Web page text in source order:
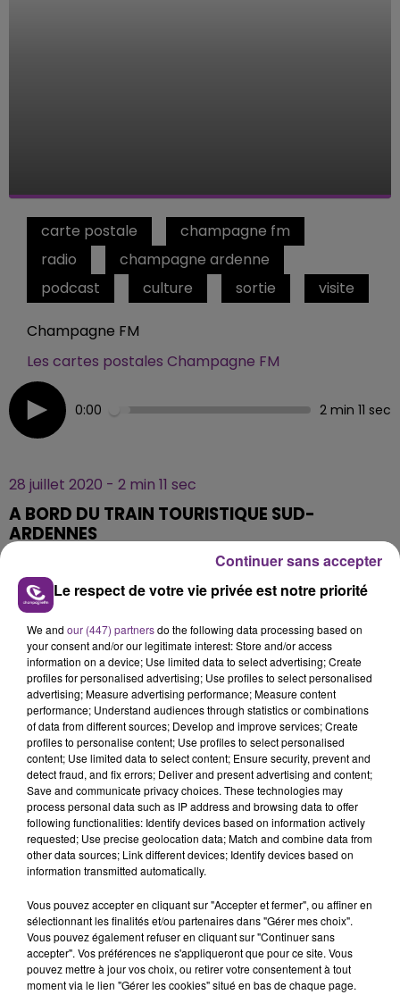
carte postale
champagne fm
radio
champagne ardenne
podcast
culture sortie visite
Champagne FM
Les cartes postales Champagne FM
0:00 2 min 11 sec
28 juillet 2020 - 2 min 11 sec
A BORD DU TRAIN TOURISTIQUE SUD-
ARDENNES
A bord d'un autorail, entre Attigny et Amagne-Lucquy,
les voyageyrs découvrent les paysages du Sud des
Ardennes, à vitesse d'escargot.
TITRES DIFFUSÉS
11h29
11h29 11h25
11h25
Le respect de votre vie privée est notre priorité
We and our (447) partnersdo the following data processing based on
your consent and/or our legitimate interest: Store and/or access
information on a device; Use limited data to select advertising; Create
profiles for personalised advertising; Use profiles to select personalised
advertising; Measure advertising performance; Measure content
performance; Understand audiences through statistics or combinations
of data from different sources; Develop and improve services; Create
profiles to personalise content; Use profiles to select personalised
content; Use limited data to select content; Ensure security, prevent and
detect fraud, and fix errors; Deliver and present advertising and content;
Save and communicate privacy choices. These technologies may
process personal data such as IP address and browsing data to offer
following functionalities: Identify devices based on information actively
requested; Use precise geolocation data; Match and combine data from
other data sources; Link different devices; Identify devices based on
information transmitted automatically.
Vous pouvez accepter en cliquant sur "Accepter et fermer", ou affiner en
sélectionnant les finalités et/ou partenaires dans "Gérer mes choix".
Vous pouvez également refuser en cliquant sur "Continuer sans
accepter". Vos préférences ne s'appliqueront que pour ce site. Vous
pouvez mettre à jour vos choix, ou retirer votre consentement à tout
moment via le lien "Gérer les cookies" situé en bas de chaque page.
Continuer sans accepter